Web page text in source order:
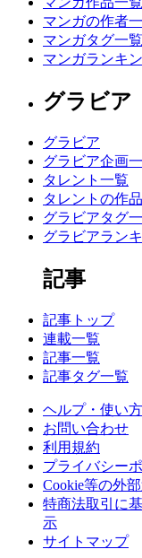
マンガの作者
マンガタグ一覧
マンガランキ
グラビア
グラビア
グラビア企画
タレント一覧
タレントの作
グラビアタグ
グラビアラン
記事
記事トップ
連載一覧
記事一覧
記事タグ一覧
ヘルプ・使い方
お問い合わせ
利用規約
プライバシー
Cookie等の外
特商法取引に
示
サイトマップ